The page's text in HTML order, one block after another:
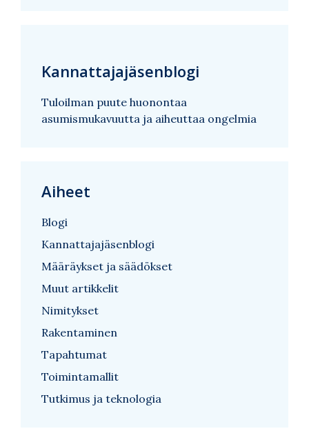
Kannattajajäsenblogi
Tuloilman puute huonontaa
asumismukavuutta ja aiheuttaa ongelmia
Aiheet
Blogi
Kannattajajäsenblogi
Määräykset ja säädökset
Muut artikkelit
Nimitykset
Rakentaminen
Tapahtumat
Toimintamallit
Tutkimus ja teknologia